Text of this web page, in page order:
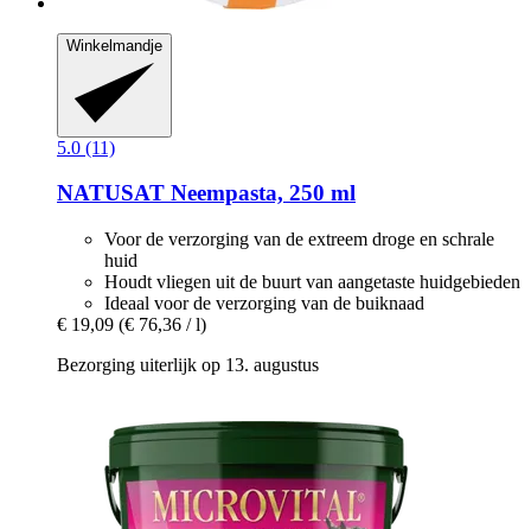
Winkelmandje
5.0 (11)
NATUSAT Neempasta, 250 ml
Voor de verzorging van de extreem droge en schrale
huid
Houdt vliegen uit de buurt van aangetaste huidgebieden
Ideaal voor de verzorging van de buiknaad
€ 19,09 (€ 76,36 / l)
Bezorging uiterlijk op 13. augustus